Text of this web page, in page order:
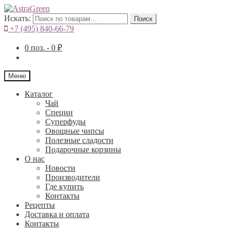
Искать: Поиск
+7 (495) 840-66-79
0 поз. - 0 ₽
Меню
Каталог
Чай
Специи
Cуперфуды
Овощные чипсы
Полезные сладости
Подарочные корзины
О нас
Новости
Производители
Где купить
Контакты
Рецепты
Доставка и оплата
Контакты